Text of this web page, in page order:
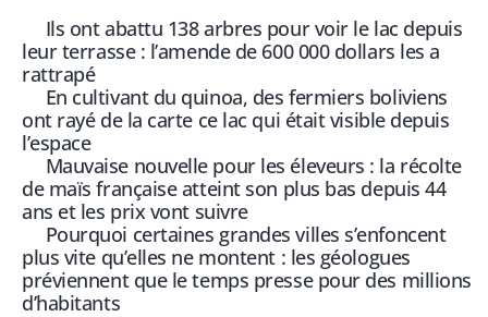
Ils ont abattu 138 arbres pour voir le lac depuis
leur terrasse : l’amende de 600 000 dollars les a
rattrapé
En cultivant du quinoa, des fermiers boliviens
ont rayé de la carte ce lac qui était visible depuis
l’espace
Mauvaise nouvelle pour les éleveurs : la récolte
de maïs française atteint son plus bas depuis 44
ans et les prix vont suivre
Pourquoi certaines grandes villes s’enfoncent
plus vite qu’elles ne montent : les géologues
préviennent que le temps presse pour des millions
d’habitants